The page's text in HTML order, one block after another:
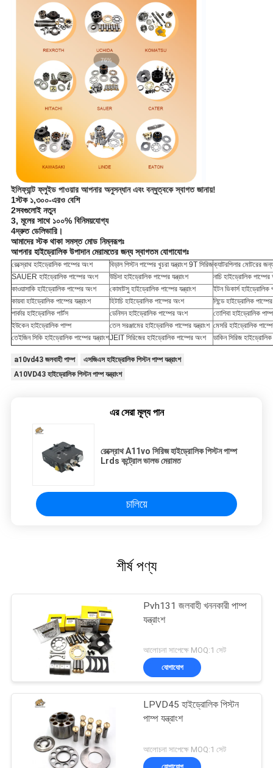
ইলিফ্যান্ট ফ্লুইড পাওয়ার আপনার অনুসন্ধান এবং বন্ধুত্বকে স্বাগত জানায়!
1স্টক ১,৩০০-এরও বেশি
2সবগুলোই নতুন
3, মূলের সাথে ১০০% বিনিময়যোগ্য
4দ্রুত ডেলিভারি।
আমাদের স্টক থাকা সমস্ত মোড নিম্নরূপঃ
আপনার হাইড্রোলিক উপাদান মেরামতের জন্য স্বাগতম যোগাযোগঃ
রেক্স্রোথ হাইড্রোলিক পাম্পের অংশ বিড়াল পিস্টন পাম্পের খুচরা যন্ত্রাংশ 9T সিরিজক্যাটরপিলার মোটরের
SAUER হাইড্রোলিক পাম্পের অংশ
উচিদা হাইড্রোলিক পাম্পের যন্ত্রাংশ
নাচি হাইড্রোলিক
কাওয়াসাকি হাইড্রোলিক পাম্পের অংশ
কোমাটসু হাইড্রোলিক পাম্পের যন্ত্রাংশ
ইটন ভিকার্স হাইড্রোলিক
কায়বা হাইড্রোলিক পাম্পের যন্ত্রাংশ
হিটাচি হাইড্রোলিক পাম্পের অংশ
লিন্ডে হাইড্রোলিক
পার্কার হাইড্রোলিক পার্টস
ডেনিসন হাইড্রোলিক পাম্পের অংশ
তোশিবা হাইড্রোলিক পাম্প
ইউকেন হাইড্রোলিক পাম্প
তেল সরঞ্জামের হাইড্রোলিক পাম্পের যন্ত্রাংশ মেসরি হাইড্রোলিক
তেইজিন সিকি হাইড্রোলিক পাম্পের যন্ত্রাংশJEIT সিরিজের হাইড্রোলিক পাম্পের অংশ ডাকিন সিরিজ
a10vd43 জলবাহী পাম্প
এসজিএস হাইড্রোলিক পিস্টন পাম্প যন্ত্রাংশ
A10VD43 হাইড্রোলিক পিস্টন পাম্প যন্ত্রাংশ
এর সেরা মূল্য পান
রেক্স্রোথ A11vo সিরিজ হাইড্রোলিক পিস্টন পাম্প
Lrds কন্ট্রোল ভালভ মেরামত
চালিয়ে
শীর্ষ পণ্য
Pvh131 জলবাহী খননকারী পাম্প
যন্ত্রাংশ
আলোচনা সাপেক্ষে MOQ:1 সেট
যোগাযোগ
LPVD45 হাইড্রোলিক পিস্টন
পাম্প যন্ত্রাংশ
আলোচনা সাপেক্ষে MOQ:1 সেট